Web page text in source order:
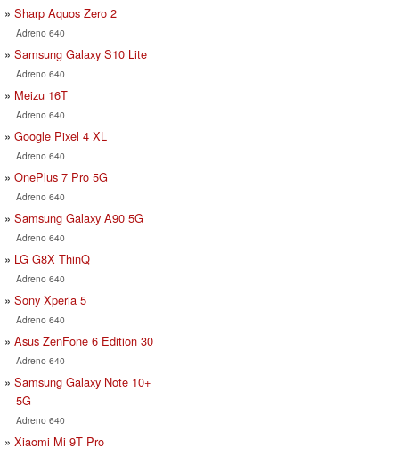
Sharp Aquos Zero 2
Adreno 640
Samsung Galaxy S10 Lite
Adreno 640
Meizu 16T
Adreno 640
Google Pixel 4 XL
Adreno 640
OnePlus 7 Pro 5G
Adreno 640
Samsung Galaxy A90 5G
Adreno 640
LG G8X ThinQ
Adreno 640
Sony Xperia 5
Adreno 640
Asus ZenFone 6 Edition 30
Adreno 640
Samsung Galaxy Note 10+
5G
Adreno 640
Xiaomi Mi 9T Pro